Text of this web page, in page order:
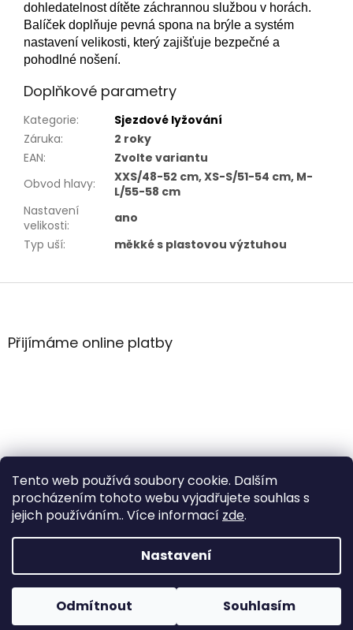
Tento web používá soubory cookie. Dalším
procházením tohoto webu vyjadřujete souhlas s
jejich používáním.. Více informací zde.
Nastavení
Odmítnout Souhlasím
dohledatelnost dítěte záchrannou službou v horách.
Balíček doplňuje pevná spona na brýle a systém
nastavení velikosti, který zajišťuje bezpečné a
pohodlné nošení.
Doplňkové parametry
Kategorie:
Sjezdové lyžování
Záruka:
2 roky
EAN:
Zvolte variantu
Obvod hlavy:
XXS/48-52 cm, XS-S/51-54 cm, M-
L/55-58 cm
Nastavení
velikosti:
ano
Typ uší: měkké s plastovou výztuhou
Z
aPřijímáme online platby
Vytvořil Shoptet
Copyright 2026WintersportHK. Všechna práva